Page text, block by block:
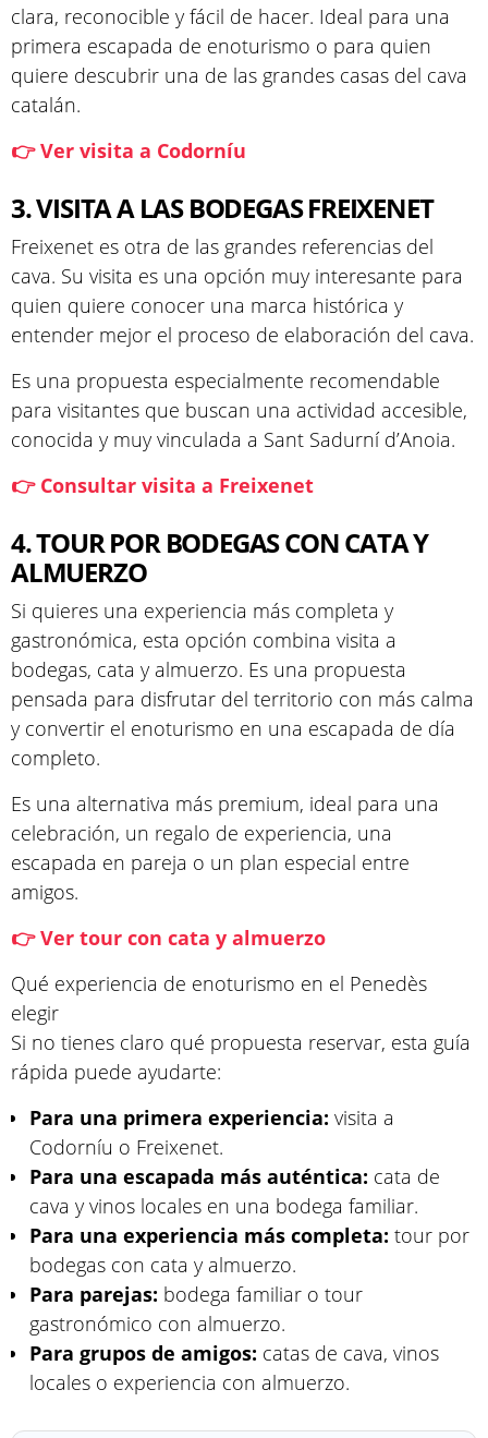
clara, reconocible y fácil de hacer. Ideal para una
primera escapada de enoturismo o para quien
quiere descubrir una de las grandes casas del cava
catalán.
👉 Ver visita a Codorníu
3. VISITA A LAS BODEGAS FREIXENET
Freixenet es otra de las grandes referencias del
cava. Su visita es una opción muy interesante para
quien quiere conocer una marca histórica y
entender mejor el proceso de elaboración del cava.
Es una propuesta especialmente recomendable
para visitantes que buscan una actividad accesible,
conocida y muy vinculada a Sant Sadurní d’Anoia.
👉 Consultar visita a Freixenet
4. TOUR POR BODEGAS CON CATA Y
ALMUERZO
Si quieres una experiencia más completa y
gastronómica, esta opción combina visita a
bodegas, cata y almuerzo. Es una propuesta
pensada para disfrutar del territorio con más calma
y convertir el enoturismo en una escapada de día
completo.
Es una alternativa más premium, ideal para una
celebración, un regalo de experiencia, una
escapada en pareja o un plan especial entre
amigos.
👉 Ver tour con cata y almuerzo
Qué experiencia de enoturismo en el Penedès
elegir
Si no tienes claro qué propuesta reservar, esta guía
rápida puede ayudarte:
Para una primera experiencia: visita a
Codorníu o Freixenet.
Para una escapada más auténtica: cata de
cava y vinos locales en una bodega familiar.
Para una experiencia más completa: tour por
bodegas con cata y almuerzo.
Para parejas: bodega familiar o tour
gastronómico con almuerzo.
Para grupos de amigos: catas de cava, vinos
locales o experiencia con almuerzo.